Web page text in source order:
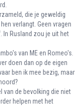
die je geweldig
verlangt. Geen vragen
In Rusland zou je uit het
van ME en Romeo's.
doen dan op de eigen
ben ik mee bezig, maar
van de bevolking die niet
helpen met het